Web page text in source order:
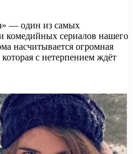
— один из самых
комедийных сериалов нашего
насчитывается огромная
с нетерпением ждёт